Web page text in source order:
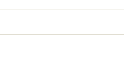
ますが、即不採用のサインと断